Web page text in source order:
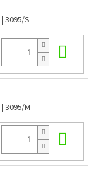
| 3095/S
| 3095/M